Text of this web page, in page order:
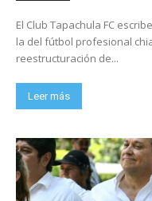
El Club Tapachula FC
la del fútbol profesional chiapaneco. Como
reestructuración de...
Leer más